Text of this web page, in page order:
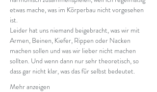
etwas mache, was im Körperbau nicht vorgesehen
ist.
Leider hat uns niemand beigebracht, was wir mit
Armen, Beinen, Kiefer, Rippen oder Nacken
machen sollen und was wir lieber nicht machen
sollten. Und wenn dann nur sehr theoretisch, so
dass gar nicht klar, was das für selbst bedeutet.
Mehr anzeigen